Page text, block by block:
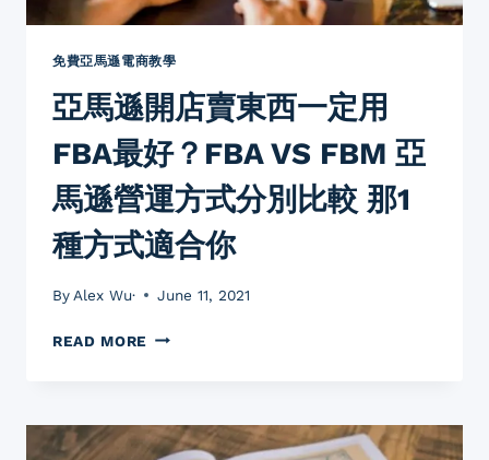
果
手
品
階
段
忽
視
重
體
分
有
免費亞馬遜電商教學
亞馬遜開店賣東西一定用
FBA最好？FBA VS FBM 亞
馬遜營運方式分別比較 那1
種方式適合你
By Alex Wu· June 11, 2021
READ MORE 亞
店
賣